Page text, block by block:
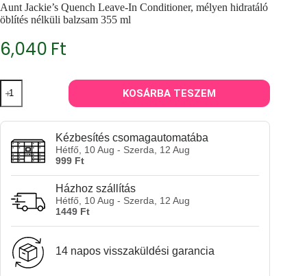
Aunt Jackie’s Quench Leave-In Conditioner, mélyen hidratáló
öblítés nélküli balzsam 355 ml
6,040 Ft
Aunt
Jackie’s
Quench
Leave-
Conditioner,
mélyen
hidratáló
öblítés
balzsam
mennyiség
KOSÁRBA TESZEM
Kézbesítés csomagautomatába
Hétfő, 10 Aug - Szerda, 12 Aug
999 Ft
Házhoz szállítás
Hétfő, 10 Aug - Szerda, 12 Aug
1449 Ft
14 napos visszaküldési garancia